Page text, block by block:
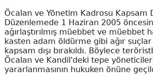
Öcalan ve Yönetim Kadrosu Kapsam
Düzenlemede 1 Haziran 2005
ağırlaştırılmış müebbet ve müebbet
kasten adam öldürme gibi ağır
kapsam dışı bırakıldı. Böylece
Öcalan ve Kandil'deki tepe
yararlanmasının hukuken önüne